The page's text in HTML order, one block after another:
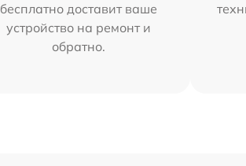
бесплатно доставит ваше
устройство на ремонт и
обратно.